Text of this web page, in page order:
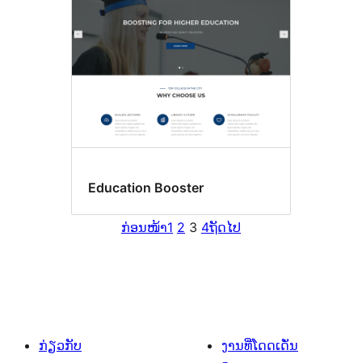
Education Booster
ກ່ອນໜ້າ1 2 3 4ຖັດໄປ
ກ່ຽວກັບ
ງານທີ່ໂດດເດັ່ນ